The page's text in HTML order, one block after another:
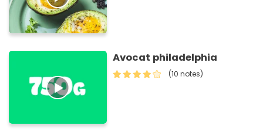
Avocat philadelphia
(10 notes)